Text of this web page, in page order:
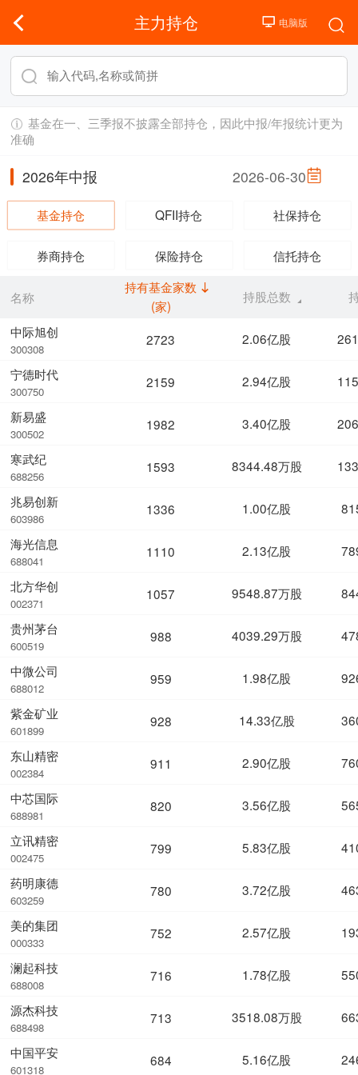
主力持仓
基金在一、三季报不披露全部持仓，因此中报/年报统计更为
准确
2026年中报 2026-06-30
基金持仓 QFII持仓 社保持仓
券商持仓 保险持仓 信托持仓
名称
中际旭创
300308
宁德时代
300750
新易盛
300502
寒武纪
688256
兆易创新
603986
海光信息
688041
北方华创
002371
贵州茅台
600519
中微公司
688012
紫金矿业
601899
东山精密
002384
中芯国际
688981
立讯精密
002475
药明康德
603259
美的集团
000333
澜起科技
688008
源杰科技
688498
中国平安
601318
持有基金家数
(家)
持股总数
2723 2.06亿股
2159 2.94亿股
1982 3.40亿股
1593 8344.48万股
1336 1.00亿股
1110 2.13亿股
1057 9548.87万股
988 4039.29万股
959 1.98亿股
928 14.33亿股
911 2.90亿股
820 3.56亿股
799 5.83亿股
780 3.72亿股
752 2.57亿股
716 1.78亿股
713 3518.08万股
684 5.16亿股